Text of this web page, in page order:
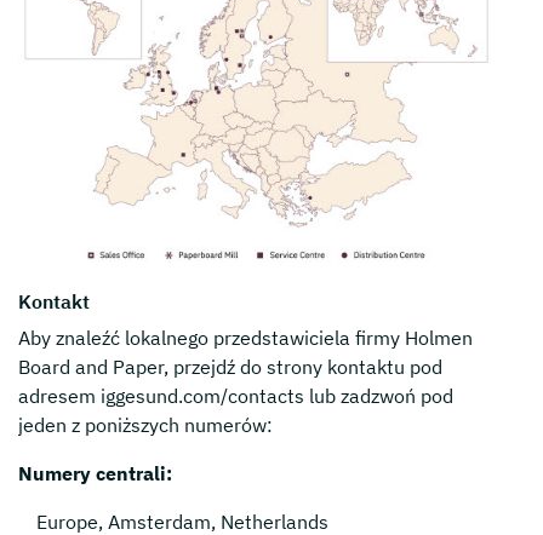
Kontakt
Aby znaleźć lokalnego przedstawiciela firmy Holmen
Board and Paper, przejdź do strony kontaktu pod
adresem iggesund.com/contacts lub zadzwoń pod
jeden z poniższych numerów:
Numery centrali:
Europe, Amsterdam, Netherlands